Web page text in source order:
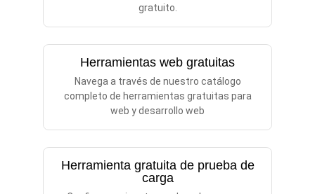
gratuito.
Herramientas web gratuitas
Navega a través de nuestro catálogo
completo de herramientas gratuitas para
web y desarrollo web
Herramienta gratuita de prueba de
carga